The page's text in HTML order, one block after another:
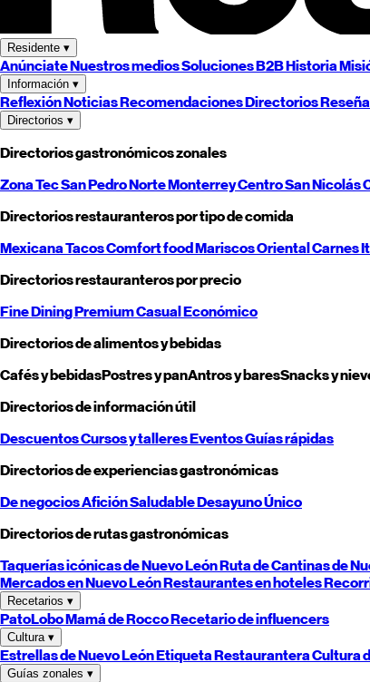
Residente ▾
AnúnciateNuestros mediosSoluciones B2BHistoria
Información ▾
ReflexiónNoticiasRecomendacionesDirectorios
Directorios ▾
Directorios gastronómicos zonales
Zona TecSan PedroNorteMonterreyCentroSan Nicolás
Directorios restauranteros por tipo de comida
MexicanaTacosComfort foodMariscosOrientalCarnes
Directorios restauranteros por precio
Fine DiningPremiumCasualEconómico
Directorios de alimentos y bebidas
Cafés y bebidasPostres y panAntros y baresSnacks y
Directorios de información útil
DescuentosCursos y talleresEventosGuías rápidas
Directorios de experiencias gastronómicas
De negociosAficiónSaludableDesayunoÚnico
Directorios de rutas gastronómicas
Taquerías icónicas deNuevo LeónRuta de Cantinas de
Mercados enNuevo LeónRestaurantes en hoteles
Recetarios ▾
PatoLoboMamá de RoccoRecetario de influencers
Cultura ▾
Estrellas deNuevo LeónEtiqueta RestauranteraCultura
Guías zonales ▾